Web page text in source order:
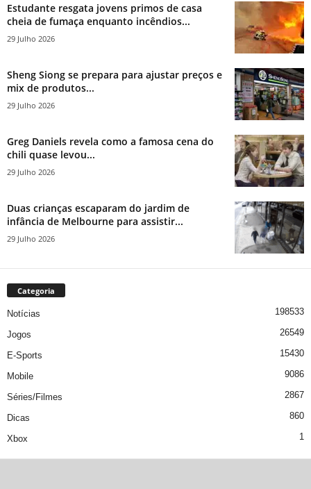
Estudante resgata jovens primos de casa
cheia de fumaça enquanto incêndios...
29 Julho 2026
Sheng Siong se prepara para ajustar preços e
mix de produtos...
29 Julho 2026
Greg Daniels revela como a famosa cena do
chili quase levou...
29 Julho 2026
Duas crianças escaparam do jardim de
infância de Melbourne para assistir...
29 Julho 2026
Categoria
Notícias 198533
Jogos 26549
E-Sports 15430
Mobile 9086
Séries/Filmes 2867
Dicas 860
Xbox 1